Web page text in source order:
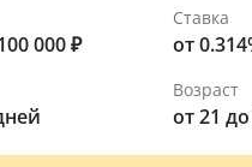
000 ₽
Ставка
от
Возраст
от 21